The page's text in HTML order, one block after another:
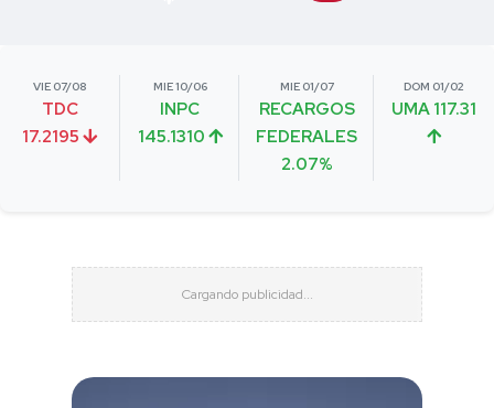
VIE 07/08
TDC
17.2195
MIE 10/06
INPC
145.1310
MIE 01/07
RECARGOS
FEDERALES
2.07%
DOM 01/02
UMA 117.31